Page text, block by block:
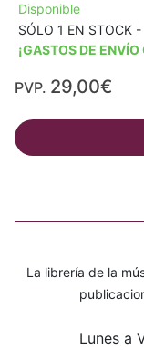
Disponible
SÓLO 1 EN
¡GASTOS DE ENVÍO
PVP. 29,00€
La librería de la
Lunes a